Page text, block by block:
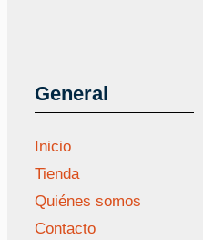
General
Inicio
Tienda
Quiénes somos
Contacto